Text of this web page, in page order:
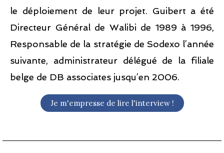
le déploiement de leur projet. Guibert a été
Directeur Général de Walibi de 1989 à 1996,
Responsable de la stratégie de Sodexo l’année
suivante, administrateur délégué de la filiale
belge de DB associates jusqu’en 2006.
Je m'empresse de lire l'interview !